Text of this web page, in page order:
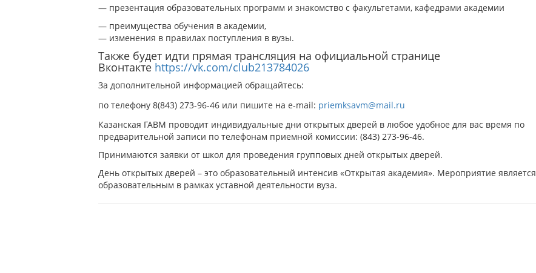
— презентация образовательных программ и знакомство с факультетами, кафедрами академии
— преимущества обучения в академии,
— изменения в правилах поступления в вузы.
Также будет идти прямая трансляция на официальной странице
Вконтакте https://vk.com/club213784026
За дополнительной информацией обращайтесь:
по телефону 8(843) 273-96-46 или пишите на e-mail: priemksavm@mail.ru
Казанская ГАВМ проводит индивидуальные дни открытых дверей в любое удобное для вас время по
предварительной записи по телефонам приемной комиссии: (843) 273-96-46.
Принимаются заявки от школ для проведения групповых дней открытых дверей.
День открытых дверей – это образовательный интенсив «Открытая академия». Мероприятие является
образовательным в рамках уставной деятельности вуза.